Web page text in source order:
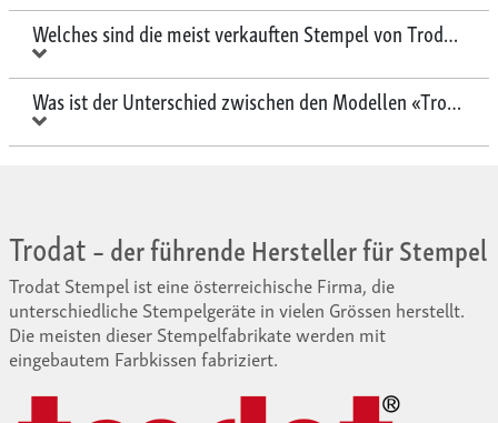
Welches sind die meist verkauften Stempel von Trodat?
Was ist der Unterschied zwischen den Modellen «Trodat
Trodat– der führende Hersteller für Stempel
Trodat Stempel ist eine österreichische Firma, die
unterschiedliche Stempelgeräte in vielen Grössen herstellt.
Die meisten dieser Stempelfabrikate werden mit
eingebautem Farbkissen fabriziert.